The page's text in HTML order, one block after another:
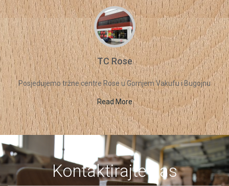
TC Rose
Posjedujemo tržne centre Rose u Gornjem Vakufu i Bugojnu
Read More
Kontaktirajte nas